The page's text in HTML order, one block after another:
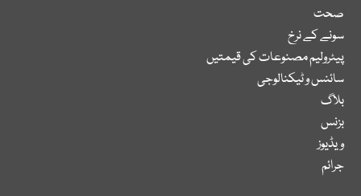
صحت
سونے کے نرخ
پیٹرولیم مصنوعات کی قیمتیں
سائنس و ٹیکنالوجی
بلاگ
بزنس
ویڈیوز
جرائم